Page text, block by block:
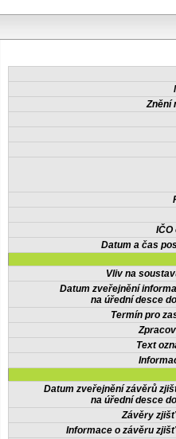
Znění
IČO
Datum a čas
Vliv na
Datum zveřejnění
na úřední desce
Termín pro
Text
Datum zveřejnění závěrů
na úřední desce
Závěry
Informace o závěru